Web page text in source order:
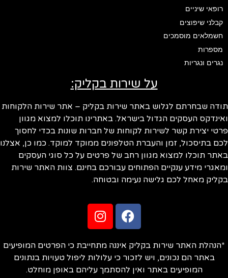
רופאי שיניים
קבלני שיפוצים
חשמלאים מוסמכים
מספרות
נגרים ונגריות
על שירות בקליק:
שבחרתם לגלוש באתר שירות בקליק – אתר שירות הלקוחות
העסקים הגדול בישראל. באתרינו תוכלו למצוא מגוון
יצירת קשר לשירות לקוחות של חברות שונות בכדי לחסוך
בתיסכול, זמן והעברת הטלפונים ממוקד למוקד. כמו כן, אצלנו
תוכלו למצוא מגוון רחב של פרטים על כל סוגי העסקים
מידע ענקיים הפתוחים עבורכם בחינם. צוות האתר שירות
מאחל לכם גלישה נעימה ובטוחה.
האתר שירות בקליק איננה מתחייבת כי הפרטים המופיעים
באתר הם נכונים, ויש לזכור כי עלולות ליפול טעויות בנתונים
המופיעים באתר ואין להסתמך עליהם באופן מוחלט.